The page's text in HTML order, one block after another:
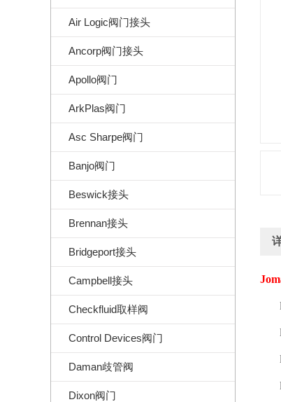
Air Logic阀门接头
Ancorp阀门接头
Apollo阀门
ArkPlas阀门
Asc Sharpe阀门
Banjo阀门
Beswick接头
Brennan接头
Bridgeport接头
Campbell接头
Checkfluid取样阀
Control Devices阀门
Daman歧管阀
Dixon阀门
l
l
l
l